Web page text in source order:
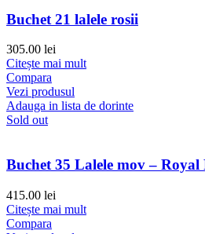
Buchet 21 lalele rosii
305.00 lei
Citește mai mult
Compara
Vezi produsul
Adauga in lista de dorinte
Sold out
Buchet 35 Lalele mov – Royal
415.00 lei
Citește mai mult
Compara